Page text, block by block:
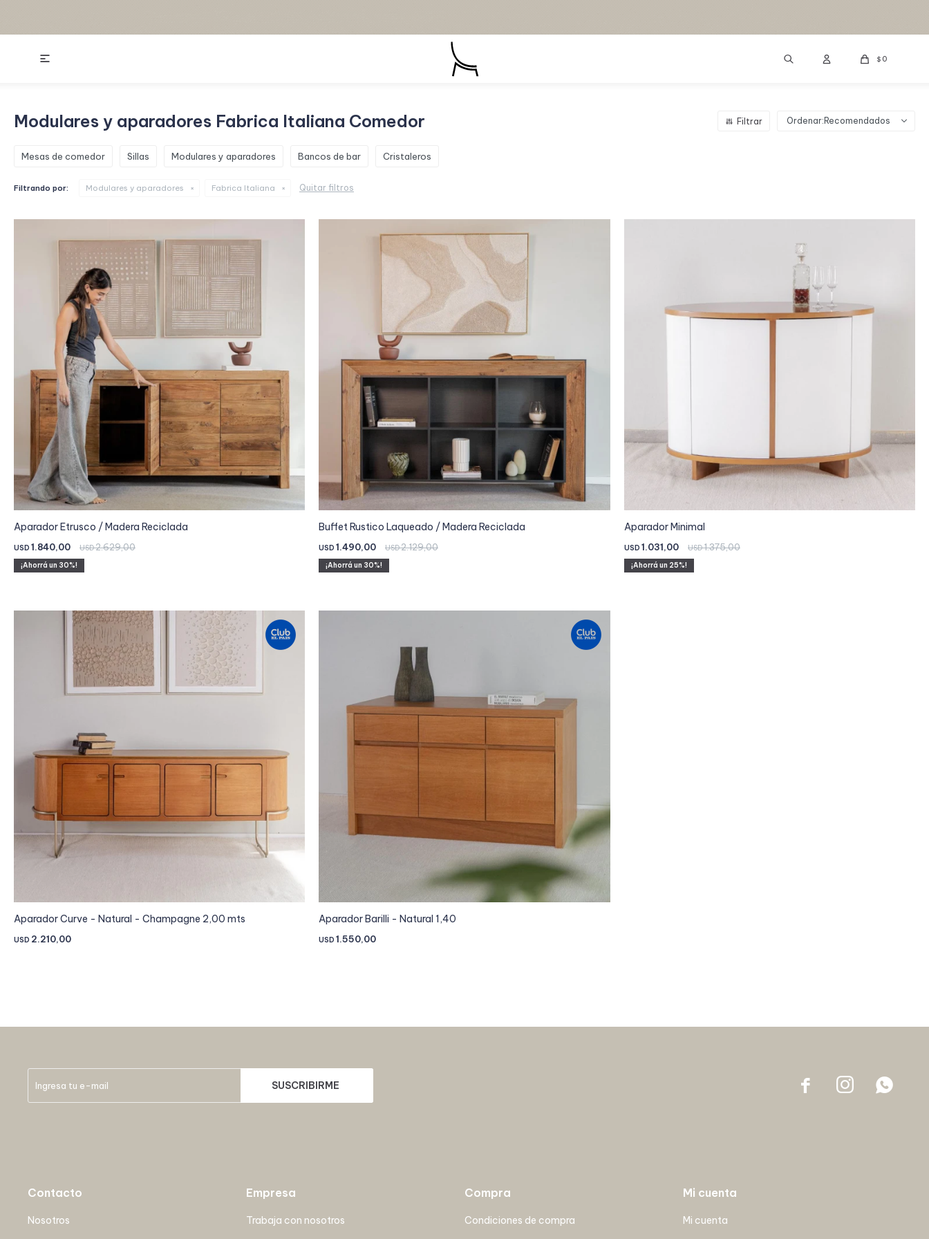
$ 0

Modulares y aparadores Fabrica Italiana Comedor Recomendados
Mesas de comedor Sillas Modulares y aparadores Bancos de bar Cristaleros
Filtrando por: Modulares y aparadores Fabrica Italiana Quitar filtros
Aparador Etrusco / Madera Reciclada
USD 1.840,00 USD2.629,00
30
Buffet Rustico Laqueado / Madera Reciclada
USD 1.490,00 USD2.129,00
30
Aparador Minimal
USD 1.031,00 USD1.375,00
25
Aparador Curve - Natural - Champagne 2,00 mts
USD 2.210,00
Aparador Barilli - Natural 1,40
USD 1.550,00
SUSCRIBIRME   
Contacto
Nosotros
Empresa
Trabaja con nosotros
Compra
Condiciones de compra
Mi cuenta
Mi cuenta